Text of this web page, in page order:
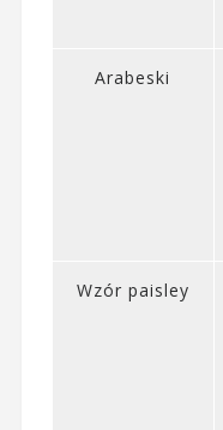
Arabeski
Wzór paisley